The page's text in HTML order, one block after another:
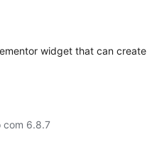
widget that can create
com 6.8.7